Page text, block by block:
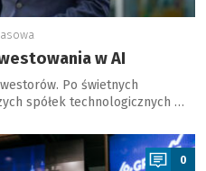
w AI
Po świetnych
spółek technologicznych …
0